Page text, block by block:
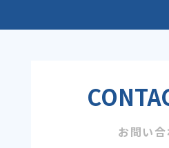
お問い合